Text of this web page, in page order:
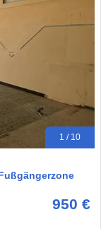
1 / 10
950 €